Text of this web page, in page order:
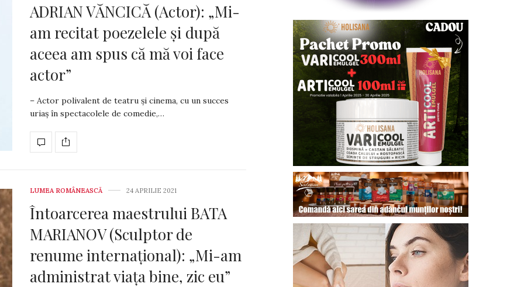
ADRIAN VĂNCICĂ (Actor): „Mi-
am recitat poezelele și după
aceea am spus că mă voi face
actor”
– Actor polivalent de teatru şi cinema, cu un succes
uriaș în spec­tacolele de comedie,…
LUMEA ROMÂNEASCĂ 24 APRILIE 2021
Întoarcerea maestrului BATA
MARIANOV (Sculptor de
renume internațional): „Mi-am
administrat viața bine, zic eu”